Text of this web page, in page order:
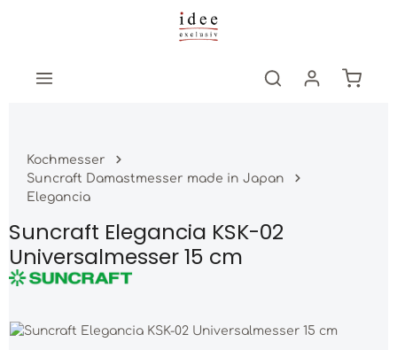
Zum Hauptinhalt springen
Kochmesser
Suncraft Damastmesser made in Japan
Elegancia
Suncraft Elegancia KSK-02
Universalmesser 15 cm
Bildergalerie überspringen